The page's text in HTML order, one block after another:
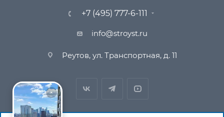
+7 (495) 777-6-111
info@stroyst.ru
Реутов, ул. Транспортная, д. 11